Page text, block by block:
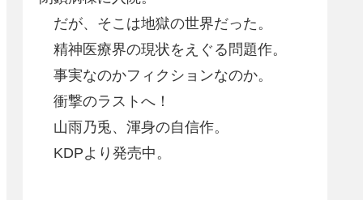
だが、そこは地獄の世界だった。
精神医療界の現状をえぐる問題作。
事実なのかフィクションなのか。
衝撃のラストへ！
山雨乃兎、渾身の自信作。
KDPより発売中。